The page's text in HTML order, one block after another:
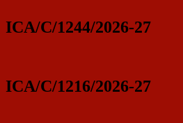
ICA/C/1244/2026-27
ICA/C/1216/2026-27